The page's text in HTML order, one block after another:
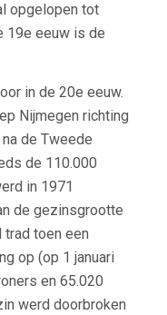
opgelopen tot
19e eeuw is de
in de 20e eeuw.
Nijmegen richting
de Tweede
de 110.000
in 1971
de gezinsgrootte
toen een
op (op 1 januari
en 65.020
werd doorbroken